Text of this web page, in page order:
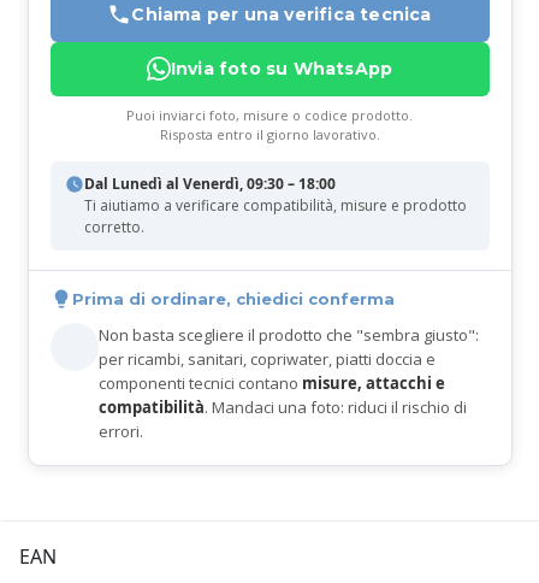
Chiama per una verifica tecnica
Invia foto su WhatsApp
Puoi inviarci foto, misure o codice prodotto.
Risposta entro il giorno lavorativo.
Dal Lunedì al Venerdì, 09:30 – 18:00
Ti aiutiamo a verificare compatibilità, misure e prodotto
corretto.
Prima di ordinare, chiedici conferma
Non basta scegliere il prodotto che "sembra giusto":
per ricambi, sanitari, copriwater, piatti doccia e
componenti tecnici contano misure, attacchi e
compatibilità. Mandaci una foto: riduci il rischio di
errori.
EAN